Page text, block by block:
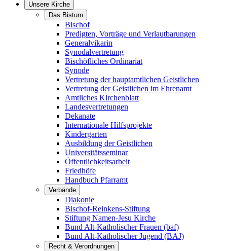
Unsere Kirche
Das Bistum
Bischof
Predigten, Vorträge und Verlautbarungen
Generalvikarin
Synodalvertretung
Bischöfliches Ordinariat
Synode
Vertretung der hauptamtlichen Geistlichen
Vertretung der Geistlichen im Ehrenamt
Amtliches Kirchenblatt
Landesvertretungen
Dekanate
Internationale Hilfsprojekte
Kindergarten
Ausbildung der Geistlichen
Universitätsseminar
Öffentlichkeitsarbeit
Friedhöfe
Handbuch Pfarramt
Verbände
Diakonie
Bischof-Reinkens-Stiftung
Stiftung Namen-Jesu Kirche
Bund Alt-Katholischer Frauen (baf)
Bund Alt-Katholischer Jugend (BAJ)
Recht & Verordnungen